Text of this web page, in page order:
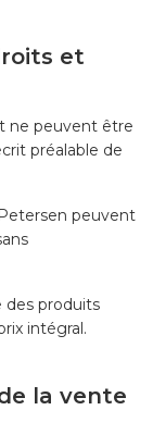
et
ne peuvent être
préalable de
peuvent
des produits
intégral.
la vente